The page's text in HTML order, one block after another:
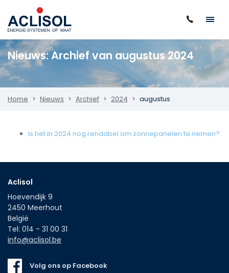
Nieuws: Archief van augustus 2024
Home Nieuws Archief 2024 augustus
Is het in 2024 nog rendabel om zonnepanelen te nemen?
Aclisol
Hoevendijk 9
2450 Meerhout
België
Tel: 014 - 31 00 31
info@aclisol.be
Volg ons op Facebook